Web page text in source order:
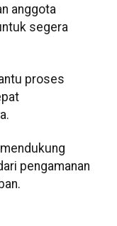
anggota
segera
proses
pengamanan